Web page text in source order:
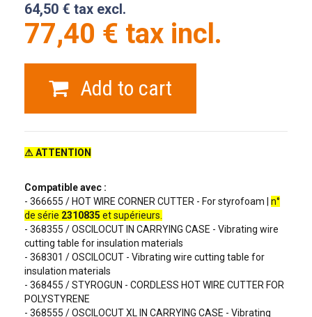
64,50 € tax excl.
77,40 € tax incl.
Add to cart
⚠ ATTENTION
Compatible avec :
- 366655 / HOT WIRE CORNER CUTTER - For styrofoam | n°
de série 2310835 et supérieurs.
- 368355 / OSCILOCUT IN CARRYING CASE - Vibrating wire
cutting table for insulation materials
- 368301 / OSCILOCUT - Vibrating wire cutting table for
insulation materials
- 368455 / STYROGUN - CORDLESS HOT WIRE CUTTER FOR
POLYSTYRENE
- 368555 / OSCILOCUT XL IN CARRYING CASE - Vibrating